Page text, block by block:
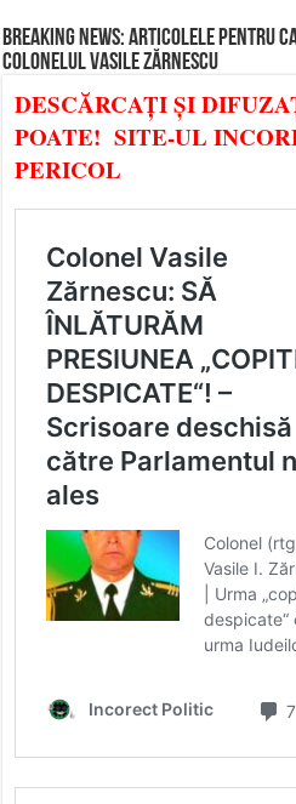
BREAKING NEWS: ARTICOLELE PENTRU
COLONELUL VASILE ZĂRNESCU
DESCĂRCAȚI ȘI
POATE! SITE-UL
PERICOL